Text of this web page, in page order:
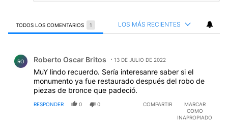
TODOS LOS COMENTARIOS 1 LOS MÁS RECIENTES
RO Roberto Oscar Britos 13 DE JULIO DE 2022
MuY lindo recuerdo. Sería interesanre saber si el
monumento ya fue restaurado después del robo de
piezas de bronce que padeció.
RESPONDER 0 0 COMPARTIR
MARCAR
COMO
INAPROPIADO